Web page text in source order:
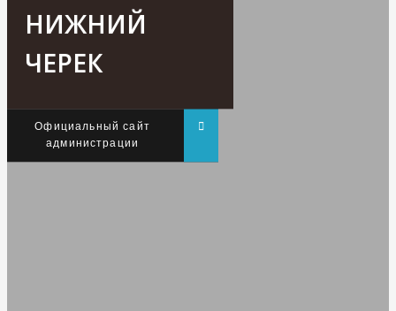
НИЖНИЙ
ЧЕРЕК
Официальный сайт
администрации